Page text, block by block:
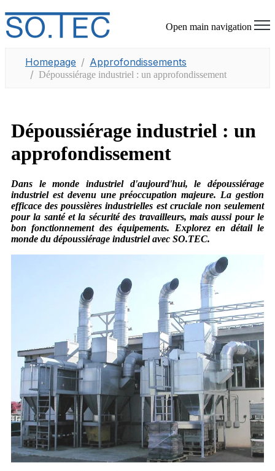
Open main navigation
Homepage Approfondissements
Dépoussiérage industriel : un approfondissement
Dépoussiérage industriel : un
approfondissement
Dans le monde industriel d'aujourd'hui, le dépoussiérage
industriel est devenu une préoccupation majeure. La gestion
efficace des poussières industrielles est cruciale non seulement
pour la santé et la sécurité des travailleurs, mais aussi pour le
bon fonctionnement des équipements. Explorez en détail le
monde du dépoussiérage industriel avec SO.TEC.